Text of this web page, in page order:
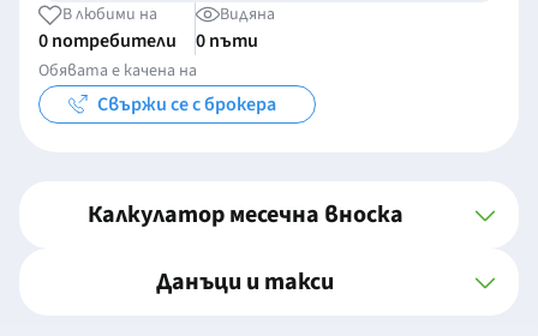
В любими на
0 потребители
Видяна
0 пъти
Обявата е качена на
Свържи се с брокера
Калкулатор месечна вноска
Данъци и такси